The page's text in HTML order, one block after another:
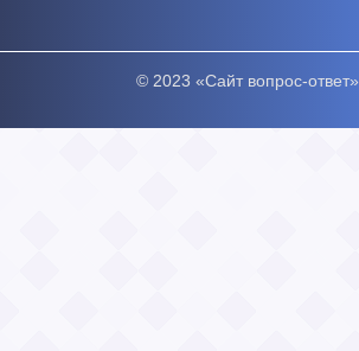
© 2023 «Сайт вопрос-ответ»